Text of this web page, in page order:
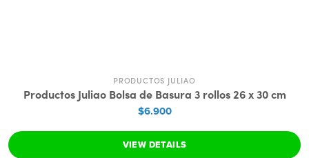
PRODUCTOS JULIAO
Productos Juliao Bolsa de Basura 3 rollos 26 x 30 cm
$6.900
VIEW DETAILS